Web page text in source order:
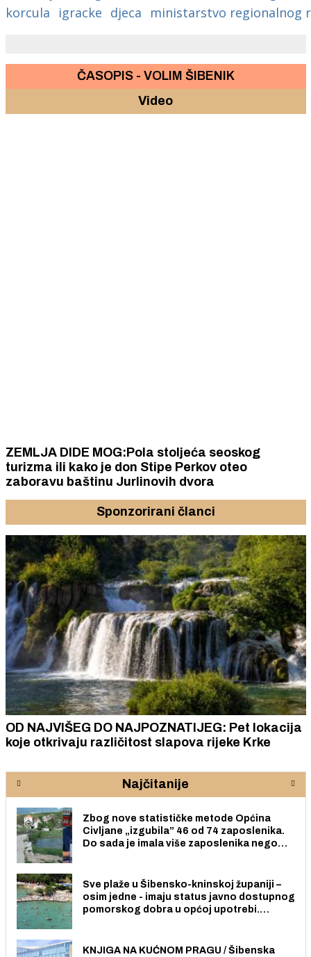
korcula
igracke djeca ministarstvo regionalnog
ČASOPIS - VOLIM ŠIBENIK
Video
ZEMLJA DIDE MOG:Pola stoljeća seoskog
turizma ili kako je don Stipe Perkov oteo
zaboravu baštinu Jurlinovih dvora
Sponzorirani članci
OD NAJVIŠEG DO NAJPOZNATIJEG: Pet lokacija
koje otkrivaju različitost slapova rijeke Krke
Najčitanije
Zbog nove statističke metode Općina
Civljane „izgubila” 46 od 74 zaposlenika.
Do sada je imala više zaposlenika nego
Sve plaže u Šibensko-kninskoj županiji –
osim jedne - imaju status javno dostupnog
pomorskog dobra u općoj upotrebi.
KNJIGA NA KUĆNOM PRAGU / Šibenska